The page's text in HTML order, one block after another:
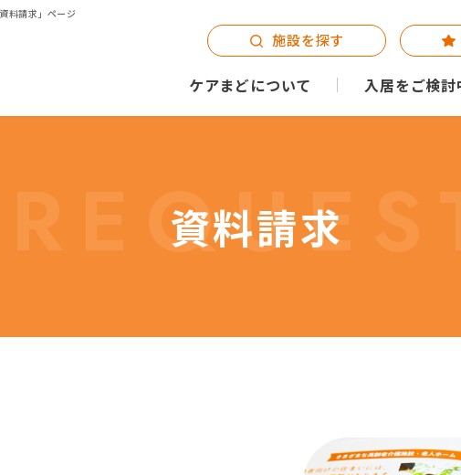
料請求」ページ
ケアまどについて 入居をご検
施設を探す
資料請求